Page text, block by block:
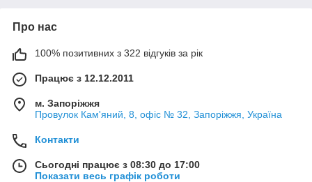
Про нас
100% позитивних з 322 відгуків за рік
Працює з 12.12.2011
м. Запоріжжя
Провулок Кам'яний, 8, офіс № 32, Запоріжжя, Україна
Контакти
Сьогодні працює з 08:30 до 17:00
Показати весь графік роботи